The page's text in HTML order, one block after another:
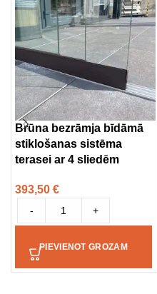
Brūna bezrāmja bīdāmā
stiklošanas sistēma
terasei ar 4 sliedēm
393,50 €
- +
PIEVIENOT GROZAM